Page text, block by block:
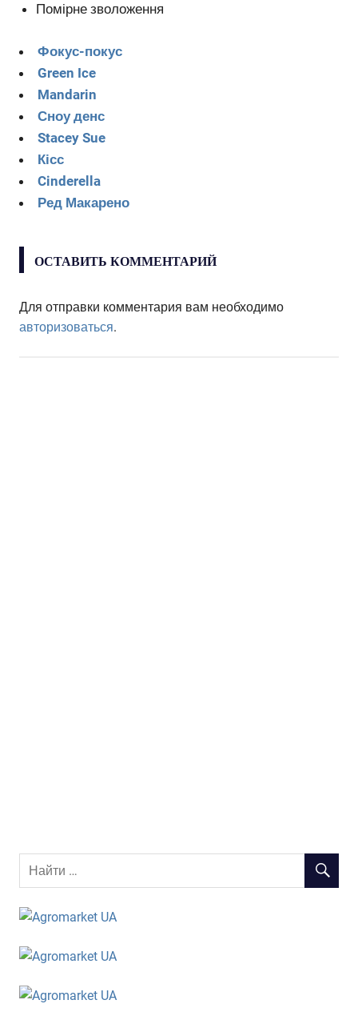
Помірне зволоження
Фокус-покус
Green Ice
Mandarin
Сноу денс
Stacey Sue
Кісс
Cinderella
Ред Макарено
ОСТАВИТЬ КОММЕНТАРИЙ
Для отправки комментария вам необходимо
авторизоваться.